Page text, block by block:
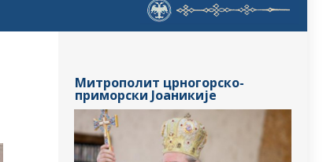
Митрополит црногорско-
приморски Јоаникије